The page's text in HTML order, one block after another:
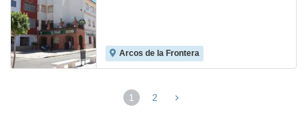
Arcos de la Frontera
1
(página
2